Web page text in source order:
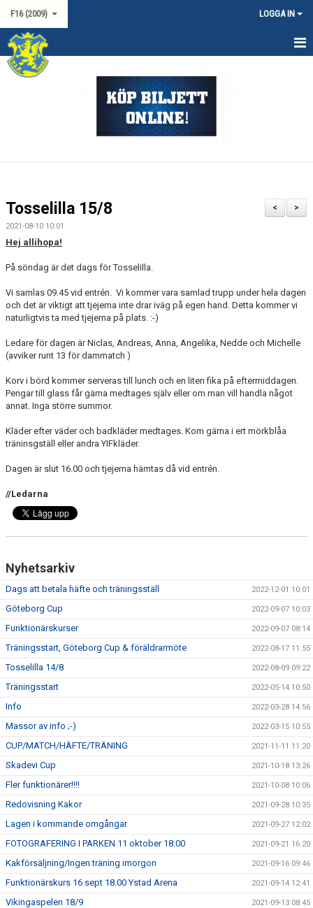
F16 (2009) LOGGA IN
HEM
DOKUMENT
KONTAKT
>
<
Tosselilla 15/8
2021-08-10 10:01
Hej allihopa!
På söndag är det dags för Tosselilla.
Vi samlas 09.45 vid entrén. Vi kommer vara samlad trupp under hela dagen
och det är viktigt att tjejerna inte drar iväg på egen hand. Detta kommer vi
naturligtvis ta med tjejerna på plats. :-)
Ledare för dagen är Niclas, Andreas, Anna, Angelika, Nedde och Michelle
(avviker runt 13 för dammatch )
Korv i börd kommer serveras till lunch och en liten fika på eftermiddagen.
Pengar till glass får gärna medtages själv eller om man vill handla något
annat. Inga större summor.
Kläder efter väder och badkläder medtages. Kom gärna i ert mörkblåa
träninsgställ eller andra YIFkläder.
Dagen är slut 16.00 och tjejerna hämtas då vid entrén.
//Ledarna
Nyhetsarkiv
Dags att betala häfte och träningsställ 2022-12-01 10:01
Göteborg Cup 2022-09-07 10:03
Funktionärskurser 2022-09-07 08:14
Träningsstart, Göteborg Cup & föräldrarmöte 2022-08-17 11:55
Tosselilla 14/8 2022-08-09 09:22
Träningsstart 2022-05-14 10:50
Info 2022-03-28 14:56
Massor av info ;-) 2022-03-15 10:55
CUP/MATCH/HÄFTE/TRÄNING 2021-11-11 11:20
Skadevi Cup 2021-10-18 13:26
Fler funktionärer!!!! 2021-10-08 10:06
Redovisning Kakor 2021-09-28 10:35
Lagen i kommande omgångar 2021-09-27 12:02
FOTOGRAFERING I PARKEN 11 oktober 18:00 2021-09-21 16:20
Kakförsäljning/Ingen träning imorgon 2021-09-16 09:46
Funktionärskurs 16 sept 18.00 Ystad Arena 2021-09-14 12:41
Vikingaspelen 18/9 2021-09-13 08:45